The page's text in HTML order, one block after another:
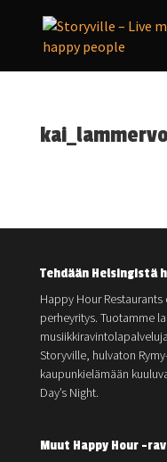
Tehdään Helsingistä
Happy Hour
perheyritys. Tuotamme
Storyville, hulvaton
kaupunkielämään
Day’s Night.
Muut Happy Hour -